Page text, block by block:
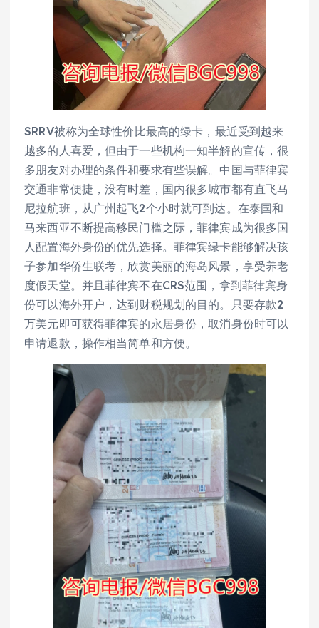
SRRV被称为全球性价比最高的绿卡，最近受到越来
越多的人喜爱，但由于一些机构一知半解的宣传，很
多朋友对办理的条件和要求有些误解。中国与菲律宾
交通非常便捷，没有时差，国内很多城市都有直飞马
尼拉航班，从广州起飞2个小时就可到达。在泰国和
马来西亚不断提高移民门槛之际，菲律宾成为很多国
人配置海外身份的优先选择。菲律宾绿卡能够解决孩
子参加华侨生联考，欣赏美丽的海岛风景，享受养老
度假天堂。并且菲律宾不在CRS范围，拿到菲律宾身
份可以海外开户，达到财税规划的目的。只要存款2
万美元即可获得菲律宾的永居身份，取消身份时可以
申请退款，操作相当简单和方便。